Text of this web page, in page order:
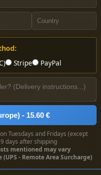
Stripe PayPal
- 15.60 €
Tuesdays and Fridays (except
days after shipping
mentioned may vary
- Remote Area Surcharge)